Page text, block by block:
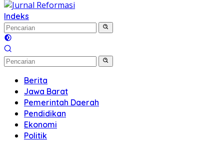
Indeks
Berita
Jawa Barat
Pemerintah Daerah
Pendidikan
Ekonomi
Politik